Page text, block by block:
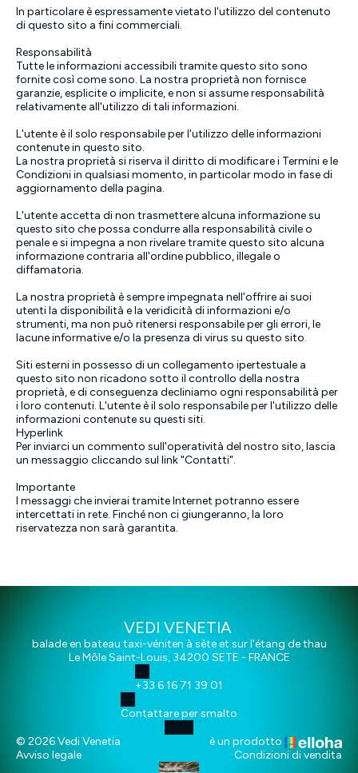
In particolare è espressamente vietato l'utilizzo del contenuto
di questo sito a fini commerciali.
Responsabilità
Tutte le informazioni accessibili tramite questo sito sono
fornite così come sono. La nostra proprietà non fornisce
garanzie, esplicite o implicite, e non si assume responsabilità
relativamente all'utilizzo di tali informazioni.
L'utente è il solo responsabile per l'utilizzo delle informazioni
contenute in questo sito.
La nostra proprietà si riserva il diritto di modificare i Termini e le
Condizioni in qualsiasi momento, in particolar modo in fase di
aggiornamento della pagina.
L'utente accetta di non trasmettere alcuna informazione su
questo sito che possa condurre alla responsabilità civile o
penale e si impegna a non rivelare tramite questo sito alcuna
informazione contraria all'ordine pubblico, illegale o
diffamatoria.
La nostra proprietà è sempre impegnata nell'offrire ai suoi
utenti la disponibilità e la veridicità di informazioni e/o
strumenti, ma non può ritenersi responsabile per gli errori, le
lacune informative e/o la presenza di virus su questo sito.
Siti esterni in possesso di un collegamento ipertestuale a
questo sito non ricadono sotto il controllo della nostra
proprietà, e di conseguenza decliniamo ogni responsabilità per
i loro contenuti. L'utente è il solo responsabile per l'utilizzo delle
informazioni contenute su questi siti.
Hyperlink
Per inviarci un commento sull'operatività del nostro sito, lascia
un messaggio cliccando sul link "Contatti".
Importante
I messaggi che invierai tramite Internet potranno essere
intercettati in rete. Finché non ci giungeranno, la loro
riservatezza non sarà garantita.
VEDI VENETIA
balade en bateau taxi-véniten à sète et sur l'étang de thau
Le Môle Saint-Louis, 34200 SETE - FRANCE
+33 6 16 71 39 01
Contattare per smalto
© 2026 Vedi Venetia
è un prodotto
Avviso legale
Condizioni di vendita